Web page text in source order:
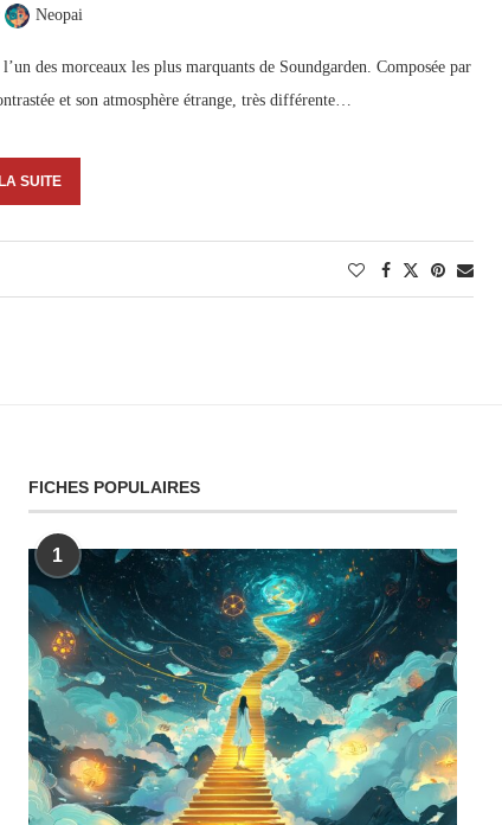
Neopai
des morceaux les plus marquants de Soundgarden. Composée par
et son atmosphère étrange, très différente…
SUITE
FICHES POPULAIRES
1